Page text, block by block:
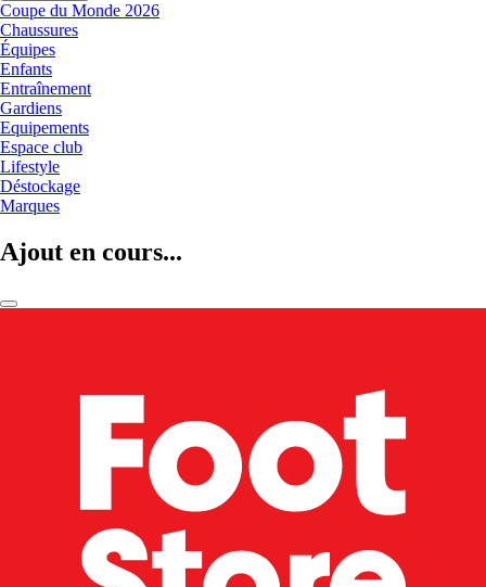
Coupe du Monde 2026
Chaussures
Équipes
Enfants
Entraînement
Gardiens
Equipements
Espace club
Lifestyle
Déstockage
Marques
Ajout en cours...